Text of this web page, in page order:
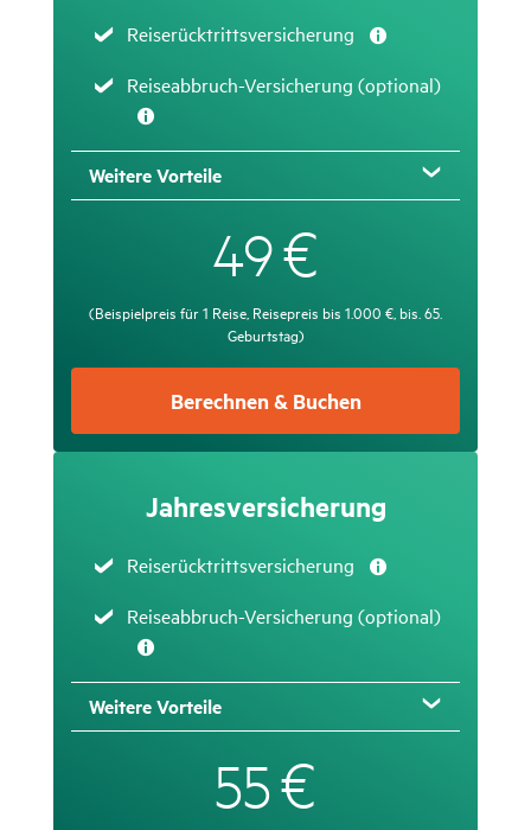
Zutreffend
Reiserücktrittsversicherung
Zutreffend
Reise­ab­bruch-Versi­che­rung (optional)
Weitere Vorteile
49€
(Beispielpreis für 1 Reise, Reisepreis bis 1.000 €, bis. 65.
Geburtstag)
Berechnen & Buchen
Jahres­ver­si­che­rung
Zutreffend
Reiserücktrittsversicherung
Zutreffend
Reise­ab­bruch-Versi­che­rung (optional)
Weitere Vorteile
55€